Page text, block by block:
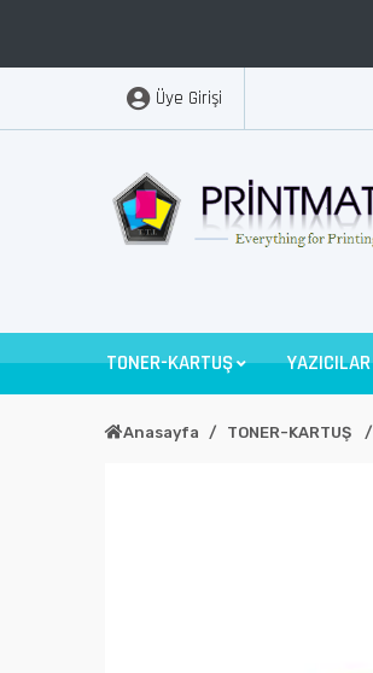
Üye Girişi
TONER-KARTUŞ YAZICILAR
Anasayfa TONER-KARTUŞ